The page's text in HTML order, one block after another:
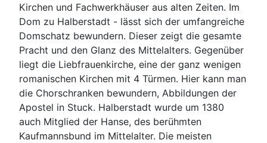
Kirchen und Fachwerkhäuser aus alten Zeiten. Im
Dom zu Halberstadt - lässt sich der umfangreiche
Domschatz bewundern. Dieser zeigt die gesamte
Pracht und den Glanz des Mittelalters. Gegenüber
liegt die Liebfrauenkirche, eine der ganz wenigen
romanischen Kirchen mit 4 Türmen. Hier kann man
die Chorschranken bewundern, Abbildungen der
Apostel in Stuck. Halberstadt wurde um 1380
auch Mitglied der Hanse, des berühmten
Kaufmannsbund im Mittelalter. Die meisten